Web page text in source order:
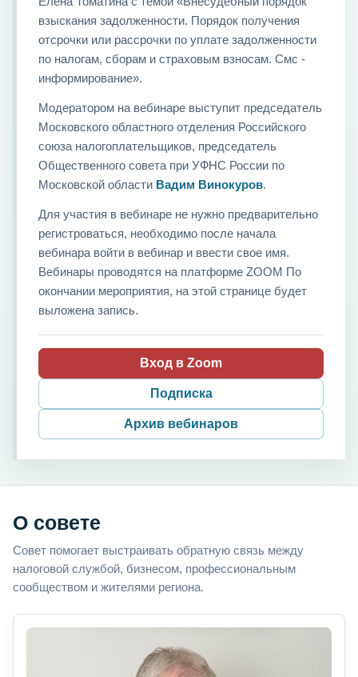
взыскания задолженности. Порядок получения
отсрочки или рассрочки по уплате задолженности
по налогам, сборам и страховым взносам. Смс -
информирование».
Модератором на вебинаре выступит председатель
Московского областного отделения Российского
союза налогоплательщиков, председатель
Общественного совета при УФНС России по
Московской области Вадим Винокуров.
Для участия в вебинаре не нужно предварительно
регистроваться, необходимо после начала
вебинара войти в вебинар и ввести свое имя.
Вебинары проводятся на платформе ZOOM По
окончании мероприятия, на этой странице будет
выложена запись.
Вход в Zoom
Подписка
Архив вебинаров
О совете
Совет помогает выстраивать обратную связь между
налоговой службой, бизнесом, профессиональным
сообществом и жителями региона.